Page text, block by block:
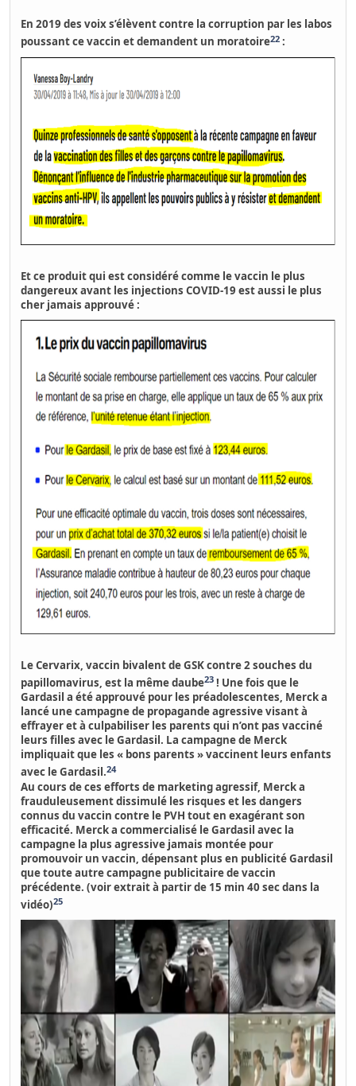
En 2019 des voix s’élèvent contre la corruption par les labos
poussant ce vaccin et demandent un moratoire22 :
Et ce produit qui est considéré comme le vaccin le plus
dangereux avant les injections COVID-19 est aussi le plus
cher jamais approuvé :
Le Cervarix, vaccin bivalent de GSK contre 2 souches du
papillomavirus, est la même daube23 ! Une fois que le
Gardasil a été approuvé pour les préadolescentes, Merck a
lancé une campagne de propagande agressive visant à
effrayer et à culpabiliser les parents qui n’ont pas vacciné
leurs filles avec le Gardasil. La campagne de Merck
impliquait que les « bons parents » vaccinent leurs enfants
avec le Gardasil.24
Au cours de ces efforts de marketing agressif, Merck a
frauduleusement dissimulé les risques et les dangers
connus du vaccin contre le PVH tout en exagérant son
efficacité. Merck a commercialisé le Gardasil avec la
campagne la plus agressive jamais montée pour
promouvoir un vaccin, dépensant plus en publicité Gardasil
que toute autre campagne publicitaire de vaccin
précédente. (voir extrait à partir de 15 min 40 sec dans la
vidéo)25